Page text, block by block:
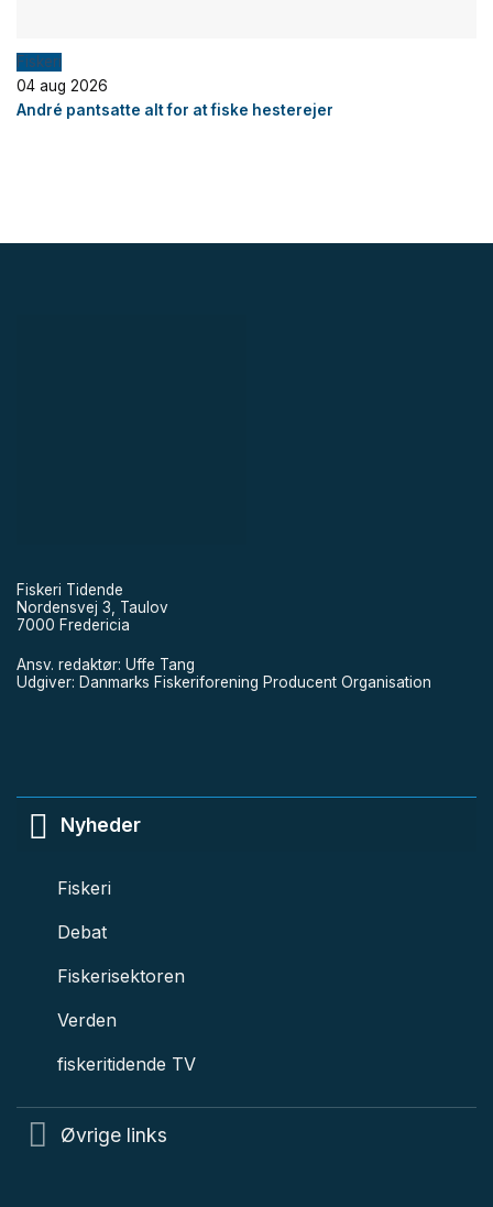
Fiskeri
04 aug 2026
André pantsatte alt for at fiske hesterejer
Fiskeri Tidende
Nordensvej 3, Taulov
7000 Fredericia
Ansv. redaktør: Uffe Tang
Udgiver: Danmarks Fiskeriforening Producent Organisation
Nyheder
Fiskeri
Debat
Fiskerisektoren
Verden
fiskeritidende TV
Øvrige links